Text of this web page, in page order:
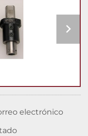
electrónico